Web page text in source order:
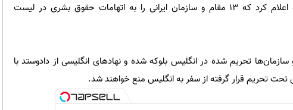
به گزارش ایسنا، دولت انگلیس روز پنجشنبه اعلام کرد که 13 مقام و سازمان ایرانی را به اتهامات حقوق بشری در لیست
تحریم‌ شده در انگلیس بلوکه شده و نهادهای انگلیسی از دادوستد با
تحریم قرار گرفته از سفر به انگلیس منع خواهند شد.